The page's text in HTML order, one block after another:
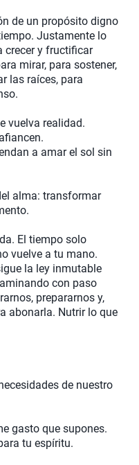
de un propósito digno
Justamente lo
crecer y fructificar
mirar, para sostener,
las raíces, para
vuelva realidad.
a amar el sol sin
alma: transformar
El tiempo solo
vuelve a tu mano.
la ley inmutable
con paso
prepararnos y,
abonarla. Nutrir lo que
de nuestro
gasto que supones.
tu espíritu.